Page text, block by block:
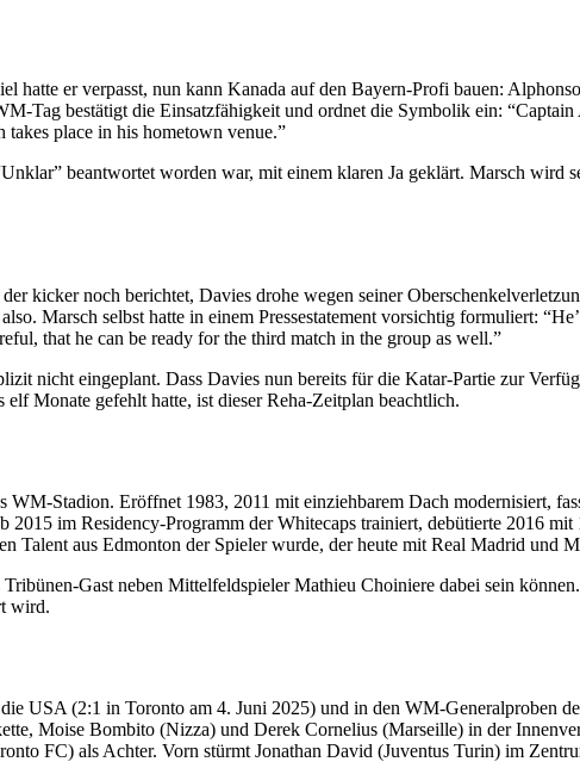
er verpasst, nun kann Kanada auf den Bayern-Profi bauen:
Tag bestätigt die Einsatzfähigkeit und ordnet die Symbolik ein:
takes place in his hometown venue.”
beantwortet worden war, mit einem klaren Ja geklärt. Marsch wird
kicker noch berichtet, Davies drohe wegen seiner
also. Marsch selbst hatte in einem Pressestatement vorsichtig formuliert:
that he can be ready for the third match in the group as well.”
nicht eingeplant. Dass Davies nun bereits für die Katar-Partie zur
Monate gefehlt hatte, ist dieser Reha-Zeitplan beachtlich.
Stadion. Eröffnet 1983, 2011 mit einziehbarem Dach modernisiert,
im Residency-Programm der Whitecaps trainiert, debütierte 2016 mit
Talent aus Edmonton der Spieler wurde, der heute mit Real Madrid und
Gast neben Mittelfeldspieler Mathieu Choiniere dabei sein
wird.
USA (2:1 in Toronto am 4. Juni 2025) und in den WM-Generalproben
Moise Bombito (Nizza) und Derek Cornelius (Marseille) in der
FC) als Achter. Vorn stürmt Jonathan David (Juventus Turin) im